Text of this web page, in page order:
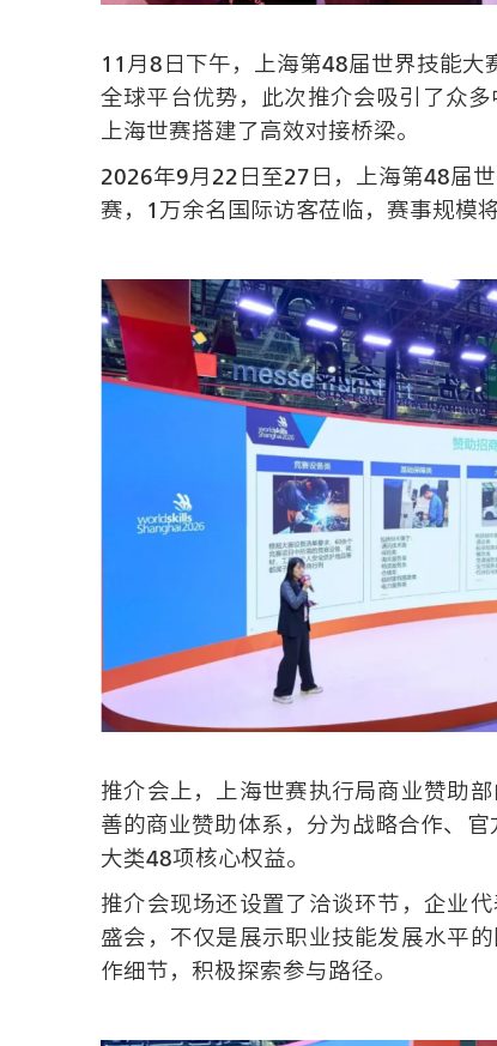
11月8日下午，上海第48届世界技能
全球平台优势，此次推介会吸引了众
上海世赛搭建了高效对接桥梁。
2026年9月22日至27日，上海第48届
赛，1万余名国际访客莅临，赛事规模
推介会上，上海世赛执行局商业赞助
善的商业赞助体系，分为战略合作、
大类48项核心权益。
推介会现场还设置了洽谈环节，企业
盛会，不仅是展示职业技能发展水平
作细节，积极探索参与路径。